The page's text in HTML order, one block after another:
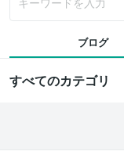
ブログ
すべてのカテゴリ